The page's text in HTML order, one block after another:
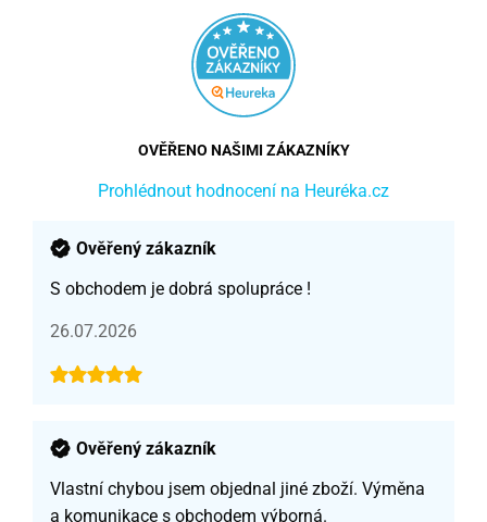
OVĚŘENO NAŠIMI ZÁKAZNÍKY
Prohlédnout hodnocení na Heuréka.cz
Ověřený zákazník
S obchodem je dobrá spolupráce !
26.07.2026
Ověřený zákazník
Vlastní chybou jsem objednal jiné zboží. Výměna
a komunikace s obchodem výborná.